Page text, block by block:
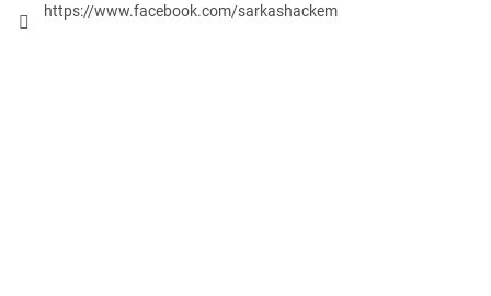
https://www.facebook.com/sarkashackem